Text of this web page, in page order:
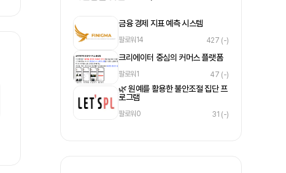
금융 경제 지표 예측 시스템
팔로워14 427 (-)
크리에이터 중심의 커머스 플랫폼
팔로워1 47 (-)
🌿 원예를 활용한 불안조절 집단 프
로그램
팔로워0 31 (-)